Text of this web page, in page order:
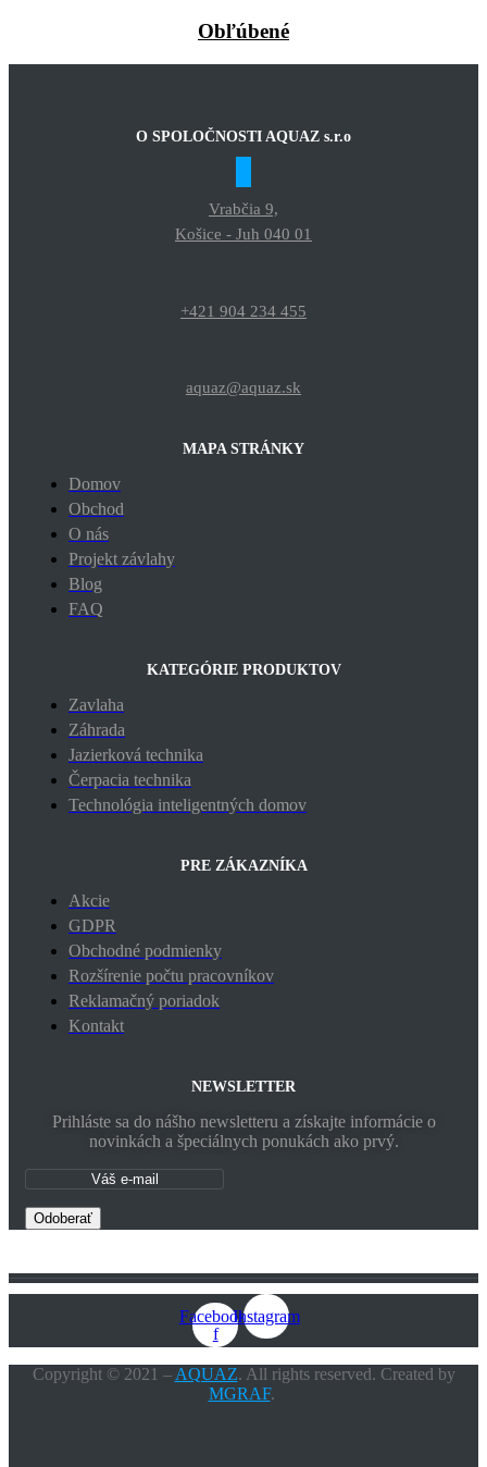
Obľúbené
O SPOLOČNOSTI AQUAZ s.r.o
Vrabčia 9,
Košice - Juh 040 01
+421 904 234 455
aquaz@aquaz.sk
MAPA STRÁNKY
Domov
Obchod
O nás
Projekt závlahy
Blog
FAQ
KATEGÓRIE PRODUKTOV
Zavlaha
Záhrada
Jazierková technika
Čerpacia technika
Technológia inteligentných domov
PRE ZÁKAZNÍKA
Akcie
GDPR
Obchodné podmienky
Rozšírenie počtu pracovníkov
Reklamačný poriadok
Kontakt
NEWSLETTER
Prihláste sa do nášho newsletteru a získajte informácie o
novinkách a špeciálnych ponukách ako prvý.
Odoberať
Facebook-
f
Instagram
Copyright © 2021 – AQUAZ. All rights reserved. Created by
MGRAF.